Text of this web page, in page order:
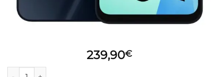
239,90€
Samsung Galaxy A16 5G 128GB Black quantità